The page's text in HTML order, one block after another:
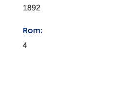
1892
Rom:
4